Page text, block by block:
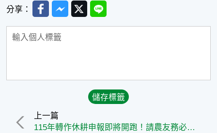
分享： FacebookMessenger
TwitterLine
上一篇
115年轉作休耕申報即將開跑！請農友務必把握1月2日至2月6日申報